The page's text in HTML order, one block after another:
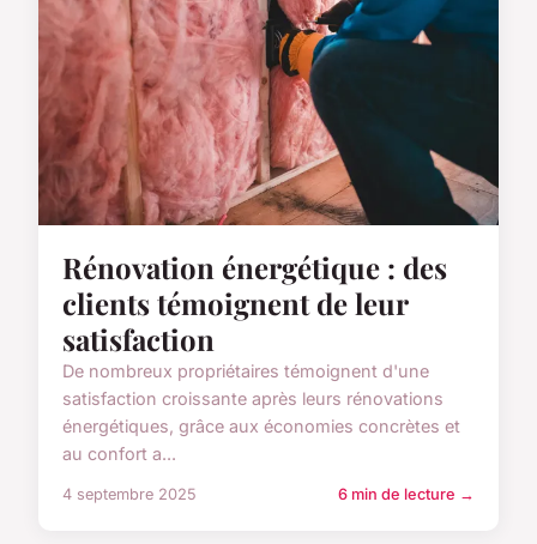
Rénovation énergétique : des
clients témoignent de leur
satisfaction
De nombreux propriétaires témoignent d'une
satisfaction croissante après leurs rénovations
énergétiques, grâce aux économies concrètes et
au confort a...
4 septembre 2025 6 min de lecture →